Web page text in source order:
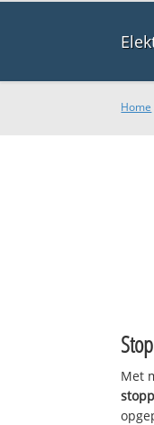
Home
Met